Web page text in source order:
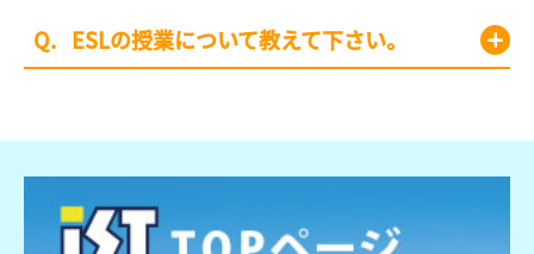
ESLの授業について教えて下さい。